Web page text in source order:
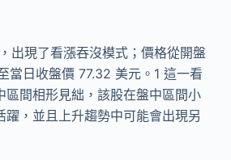
出現了看漲吞沒模式；價格從開盤
當日收盤價 77.32 美元。1 這一看
區間相形見絀，該股在盤中區間小
躍，並且上升趨勢中可能會出現另